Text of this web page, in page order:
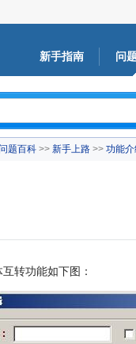
新手指南 问
题百科 >> 新手上路 >> 功能
转功能如下图：